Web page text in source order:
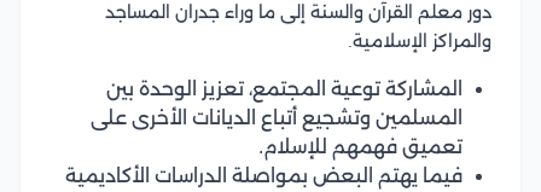
دور معلم القرآن والسنة إلى ما وراء جدران المساجد
والمراكز الإسلامية.
المشاركة توعية المجتمع، تعزيز الوحدة بين
المسلمين وتشجيع أتباع الديانات الأخرى على
تعميق فهمهم للإسلام.
فيما يهتم البعض بمواصلة الدراسات الأكاديمية